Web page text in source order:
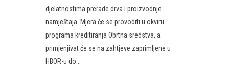
djelatnostima prerade drva i proizvodnje
namještaja. Mjera će se provoditi u okviru
programa kreditiranja Obrtna sredstva, a
primjenjivat će se na zahtjeve zaprimljene u
HBOR-u do...